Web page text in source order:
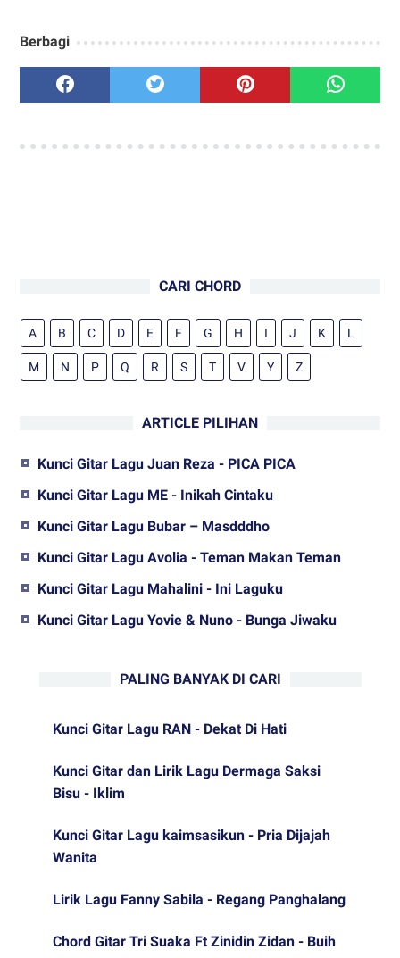
Berbagi
CARI CHORD
A B C D E F G H I J K L
M N P Q R S T V Y Z
ARTICLE PILIHAN
Kunci Gitar Lagu Juan Reza - PICA PICA
Kunci Gitar Lagu ME - Inikah Cintaku
Kunci Gitar Lagu Bubar – Masdddho
Kunci Gitar Lagu Avolia - Teman Makan Teman
Kunci Gitar Lagu Mahalini - Ini Laguku
Kunci Gitar Lagu Yovie & Nuno - Bunga Jiwaku
PALING BANYAK DI CARI
Kunci Gitar Lagu RAN - Dekat Di Hati
Kunci Gitar dan Lirik Lagu Dermaga Saksi
Bisu - Iklim
Kunci Gitar Lagu kaimsasikun - Pria Dijajah
Wanita
Lirik Lagu Fanny Sabila - Regang Panghalang
Chord Gitar Tri Suaka Ft Zinidin Zidan - Buih